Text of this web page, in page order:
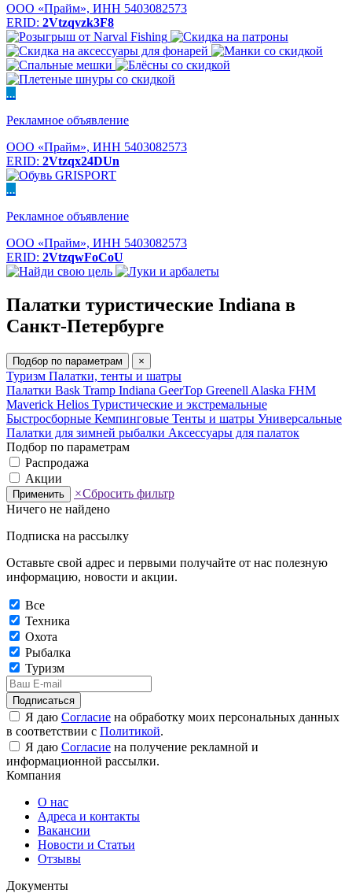
ООО «Прайм», ИНН 5403082573
ERID: 2Vtzqvzk3F8
...
Рекламное объявление
ООО «Прайм», ИНН 5403082573
ERID: 2Vtzqx24DUn
...
Рекламное объявление
ООО «Прайм», ИНН 5403082573
ERID: 2VtzqwFoCoU
Палатки туристические Indiana в
Санкт-Петербурге
Подбор по параметрам ×
Туризм Палатки, тенты и шатры
Палатки Bask Tramp Indiana GeerTop Greenell Alaska FHM
Maverick Helios Туристические и экстремальные
Быстросборные Кемпинговые Тенты и шатры Универсальные
Палатки для зимней рыбалки Аксессуары для палаток
Подбор по параметрам
Распродажа
Акции
Применить ×Сбросить фильтр
Ничего не найдено
Подписка на рассылку
Оставьте свой адрес и первыми получайте от нас полезную
информацию, новости и акции.
Все
Техника
Охота
Рыбалка
Туризм
Подписаться
Я даю Согласие на обработку моих персональных данных
в соответствии с Политикой.
Я даю Согласие на получение рекламной и
информационной рассылки.
Компания
О нас
Адреса и контакты
Вакансии
Новости и Статьи
Отзывы
Документы